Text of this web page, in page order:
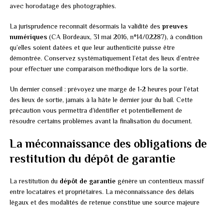
avec horodatage des photographies.
La jurisprudence reconnaît désormais la validité des preuves
numériques (CA Bordeaux, 31 mai 2016, n°14/02287), à condition
qu’elles soient datées et que leur authenticité puisse être
démontrée. Conservez systématiquement l’état des lieux d’entrée
pour effectuer une comparaison méthodique lors de la sortie.
Un dernier conseil : prévoyez une marge de 1-2 heures pour l’état
des lieux de sortie, jamais à la hâte le dernier jour du bail. Cette
précaution vous permettra d’identifier et potentiellement de
résoudre certains problèmes avant la finalisation du document.
La méconnaissance des obligations de
restitution du dépôt de garantie
La restitution du dépôt de garantie génère un contentieux massif
entre locataires et propriétaires. La méconnaissance des délais
légaux et des modalités de retenue constitue une source majeure